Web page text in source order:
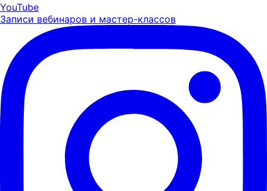
YouTube
Записи вебинаров и мастер-классов